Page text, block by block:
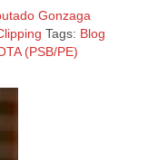
Gonzaga
Tags: Blog
(PSB/PE)